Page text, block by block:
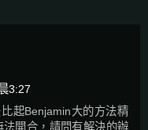
3:27
起Benjamin大的方法精
開合，請問有解決的辦